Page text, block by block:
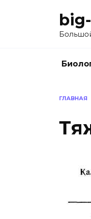
ГЛАВНАЯ